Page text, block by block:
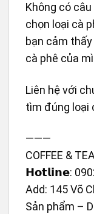
Không có
chọn loại cà
bạn cảm
cà phê của
Liên hệ với
tìm đúng loại
———
COFFEE &
𝗛𝗼𝘁𝗹𝗶𝗻𝗲:
Add: 145 Võ
Sản phẩm –